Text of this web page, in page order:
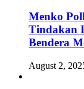
Menko
Tindakan
Bendera
August 2,